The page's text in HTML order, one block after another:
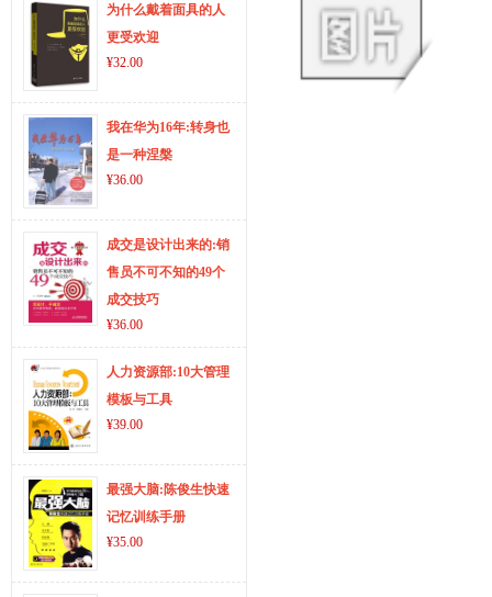
为什么戴着面具的人
更受欢迎
¥32.00
我在华为16年:转身也
是一种涅槃
¥36.00
成交是设计出来的:销
售员不可不知的49个
成交技巧
¥36.00
人力资源部:10大管理
模板与工具
¥39.00
最强大脑:陈俊生快速
记忆训练手册
¥35.00